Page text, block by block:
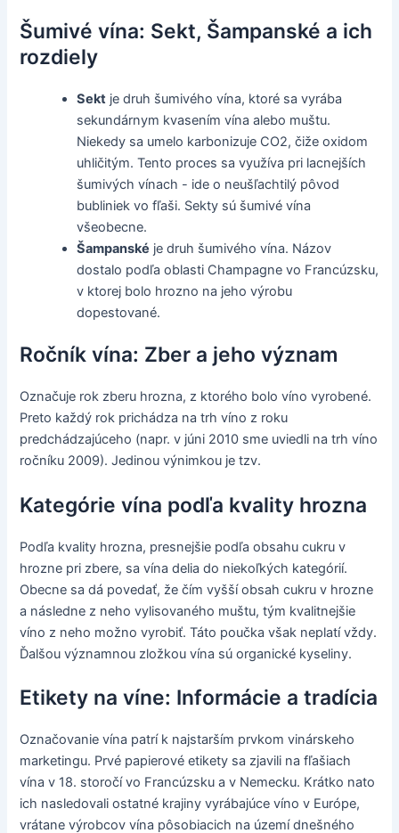
Šumivé vína: Sekt, Šampanské a ich
rozdiely
Sekt je druh šumivého vína, ktoré sa vyrába
sekundárnym kvasením vína alebo muštu.
Niekedy sa umelo karbonizuje CO2, čiže oxidom
uhličitým. Tento proces sa využíva pri lacnejších
šumivých vínach - ide o neušľachtilý pôvod
bubliniek vo fľaši. Sekty sú šumivé vína
všeobecne.
Šampanské je druh šumivého vína. Názov
dostalo podľa oblasti Champagne vo Francúzsku,
v ktorej bolo hrozno na jeho výrobu
dopestované.
Ročník vína: Zber a jeho význam
Označuje rok zberu hrozna, z ktorého bolo víno vyrobené.
Preto každý rok prichádza na trh víno z roku
predchádzajúceho (napr. v júni 2010 sme uviedli na trh víno
ročníku 2009). Jedinou výnimkou je tzv.
Kategórie vína podľa kvality hrozna
Podľa kvality hrozna, presnejšie podľa obsahu cukru v
hrozne pri zbere, sa vína delia do niekoľkých kategórií.
Obecne sa dá povedať, že čím vyšší obsah cukru v hrozne
a následne z neho vylisovaného muštu, tým kvalitnejšie
víno z neho možno vyrobiť. Táto poučka však neplatí vždy.
Ďalšou významnou zložkou vína sú organické kyseliny.
Etikety na víne: Informácie a tradícia
Označovanie vína patrí k najstarším prvkom vinárskeho
marketingu. Prvé papierové etikety sa zjavili na fľašiach
vína v 18. storočí vo Francúzsku a v Nemecku. Krátko nato
ich nasledovali ostatné krajiny vyrábajúce víno v Európe,
vrátane výrobcov vína pôsobiacich na území dnešného